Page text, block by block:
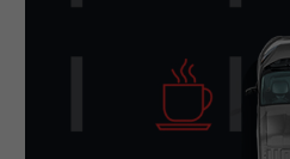
com intensidade crescente à
aproxima e diminuirá assim